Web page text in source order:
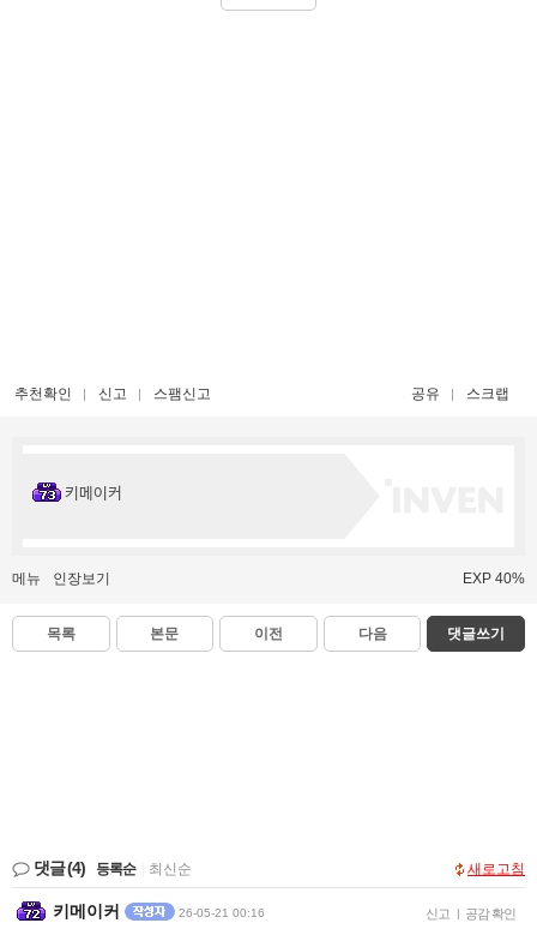
추천확인 신고 스팸신고 공유 스크랩
키메이커
메뉴 인장보기 EXP 40%
목록 본문 이전 다음 댓글쓰기
댓글(4) 등록순 최신순 새로고침
키메이커 26-05-21 00:16 신고 | 공감 확인